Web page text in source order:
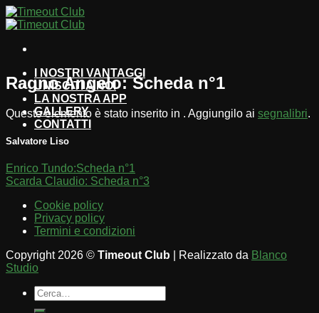
Salta
ai
I NOSTRI VANTAGGI
UNISCITI A NOI
LA NOSTRA APP
GALLERY
CONTATTI
Ragno Angelo: Scheda n°1
Questo elemento è stato inserito in . Aggiungilo ai segnalibri.
Salvatore Liso
Enrico Tundo:Scheda n°1
Scarda Claudio: Scheda n°3
Cookie policy
Privacy policy
Termini e condizioni
Copyright 2026 © Timeout Club | Realizzato da Blanco
Studio